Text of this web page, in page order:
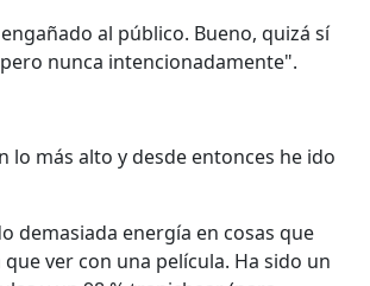
al público. Bueno, quizá sí
nunca intencionadamente".
lo más alto y desde entonces he ido
demasiada energía en cosas que
ver con una película. Ha sido un